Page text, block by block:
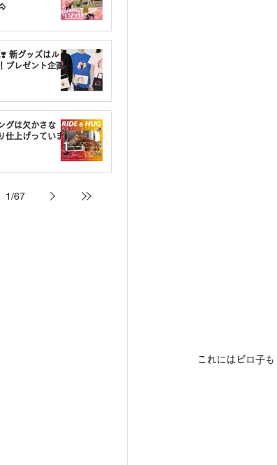
新グッズはルミ
プレゼント企画
グは欠かさな
仕上げっていま
1/67
これにはピロ子